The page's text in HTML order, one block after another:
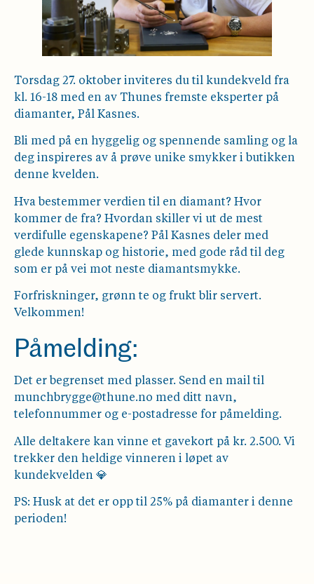
Torsdag 27. oktober inviteres du til kundekveld fra
kl. 16-18 med en av Thunes fremste eksperter på
diamanter, Pål Kasnes.
Bli med på en hyggelig og spennende samling og la
deg inspireres av å prøve unike smykker i butikken
denne kvelden.
Hva bestemmer verdien til en diamant? Hvor
kommer de fra? Hvordan skiller vi ut de mest
verdifulle egenskapene? Pål Kasnes deler med
glede kunnskap og historie, med gode råd til deg
som er på vei mot neste diamantsmykke.
Forfriskninger, grønn te og frukt blir servert.
Velkommen!
Påmelding:
Det er begrenset med plasser. Send en mail til
munchbrygge@thune.no med ditt navn,
telefonnummer og e-postadresse for påmelding.
Alle deltakere kan vinne et gavekort på kr. 2.500. Vi
trekker den heldige vinneren i løpet av
kundekvelden 💎
PS: Husk at det er opp til 25% på diamanter i denne
perioden!